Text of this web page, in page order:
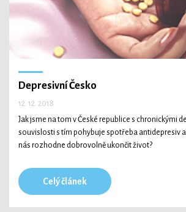
Depresivní Česko
12. 12. 2018
Jak jsme na tom v České republice s chronickými
souvislosti s tím pohybuje spotřeba antidepresiv a
nás rozhodne dobrovolně ukončit život?
Celý článek